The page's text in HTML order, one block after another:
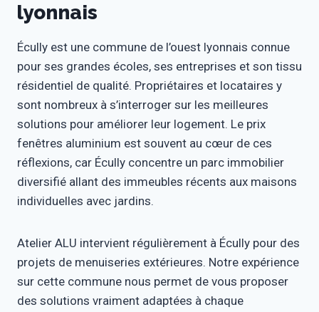
lyonnais
Écully est une commune de l’ouest lyonnais connue
pour ses grandes écoles, ses entreprises et son tissu
résidentiel de qualité. Propriétaires et locataires y
sont nombreux à s’interroger sur les meilleures
solutions pour améliorer leur logement. Le prix
fenêtres aluminium est souvent au cœur de ces
réflexions, car Écully concentre un parc immobilier
diversifié allant des immeubles récents aux maisons
individuelles avec jardins.
Atelier ALU intervient régulièrement à Écully pour des
projets de menuiseries extérieures. Notre expérience
sur cette commune nous permet de vous proposer
des solutions vraiment adaptées à chaque